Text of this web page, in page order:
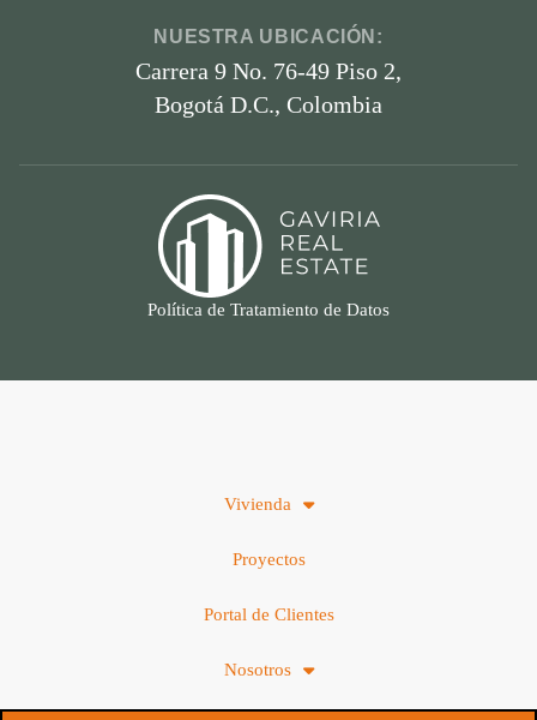
NUESTRA UBICACIÓN:
Carrera 9 No. 76-49 Piso 2,
Bogotá D.C., Colombia
Política de Tratamiento de Datos
Vivienda
Proyectos
Portal de Clientes
Nosotros